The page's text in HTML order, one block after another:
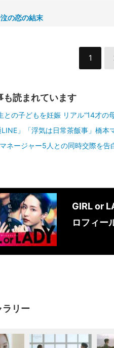
の恋の結末
1
も読まれています
との子どもを妊娠 リアル“14才の
LINE」「浮気は日常茶飯事」橋
ネージャー5人との同時交際を
GIRL or
ロフィー
ラリー